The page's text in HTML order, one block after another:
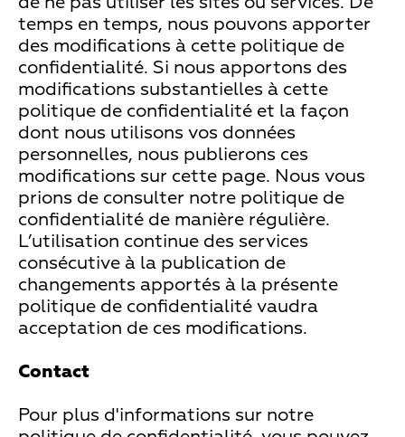
temps en temps, nous pouvons apporter
des modifications à cette politique de
confidentialité. Si nous apportons des
modifications substantielles à cette
politique de confidentialité et la façon
dont nous utilisons vos données
personnelles, nous publierons ces
modifications sur cette page. Nous vous
prions de consulter notre politique de
confidentialité de manière régulière.
L’utilisation continue des services
consécutive à la publication de
changements apportés à la présente
politique de confidentialité vaudra
acceptation de ces modifications.
Contact
Pour plus d'informations sur notre